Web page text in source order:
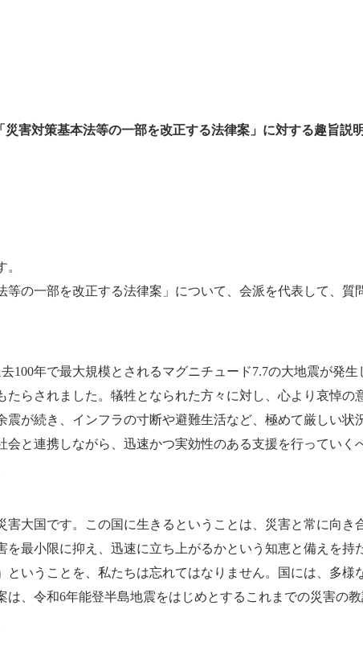
「災害対策基本法等の一部を改正する法律案」に対する趣旨説
の一部を改正する法律案」について、会派を代表して、質
100年で最大規模とされるマグニチュード7.7の大地震が発
らされました。犠牲となられた方々に対し、心より哀悼
が続き、インフラの寸断や避難生活など、極めて厳しい
会と連携しながら、迅速かつ実効性のある支援を行ってい
大国です。この国に生きるということは、災害と常に向き
最小限に抑え、迅速に立ち上がるかという知恵と備えを
いうことを、私たちは忘れてはなりません。国には、多
は、令和6年能登半島地震をはじめとするこれまでの災害の